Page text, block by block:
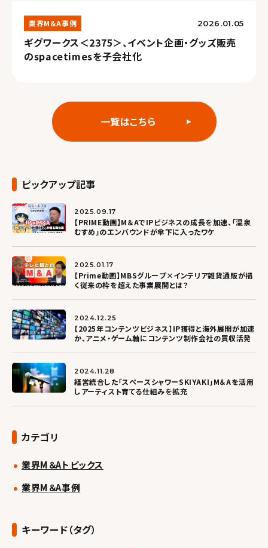
業界M＆A事例 2026.01.05
ギグワークス＜2375＞、イベント企画・グッズ販売
のspacetimesを子会社化
一覧はこちら
ピックアップ記事
2025.09.17
【PRIME動画】M＆AでIPビジネスの成長を加速、「温泉
むすめ」のエンバウンドが傘下に入ったワケ
2025.01.17
【Prime動画】MBSグループ×インテリア雑貨通販が描
く従来の枠を超えた事業展開とは？
2024.12.25
【2025年コンテンツビジネス】IP獲得と海外展開が加速
か、アニメ・ゲーム軸にコンテンツ制作会社の買収活発
2024.11.28
経営統合した「スペースシャワーSKIYAKI」M＆Aを活用
しアーティスト育てる仕組みを拡充
カテゴリ
業界M＆Aトピックス
業界M＆A事例
キーワード（タグ）